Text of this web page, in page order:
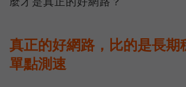
真正的好網路，比的是長期
單點測速